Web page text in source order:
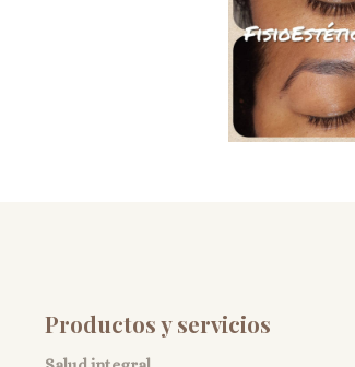
Productos y servicios